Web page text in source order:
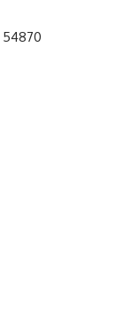
54870